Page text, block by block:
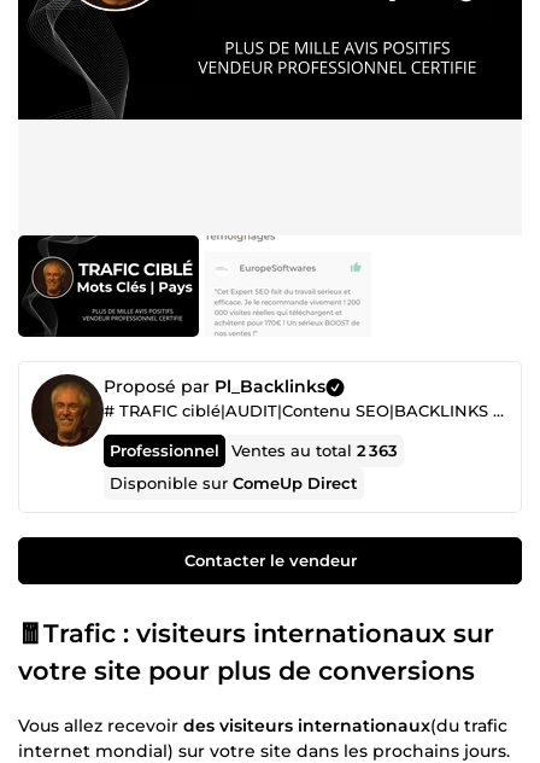
Proposé par Pl_Backlinks
# TRAFIC ciblé|AUDIT|Contenu SEO|BACKLINKS de Qualité|AUTORITE de Site Garanti|REFERENCEMENT
Professionnel Ventes au total2 363
Disponible surComeUp Direct
Contacter le vendeur
🧧Trafic : visiteurs internationaux sur
votre site pour plus de conversions
Vous allez recevoir des visiteurs internationaux(du trafic
internet mondial) sur votre site dans les prochains jours.